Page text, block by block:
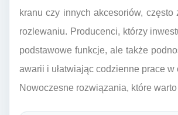
kranu czy innych akcesoriów,
rozlewaniu. Producenci, którzy
podstawowe funkcje, ale także
awarii i ułatwiając codzienne prace w
Nowoczesne rozwiązania, które